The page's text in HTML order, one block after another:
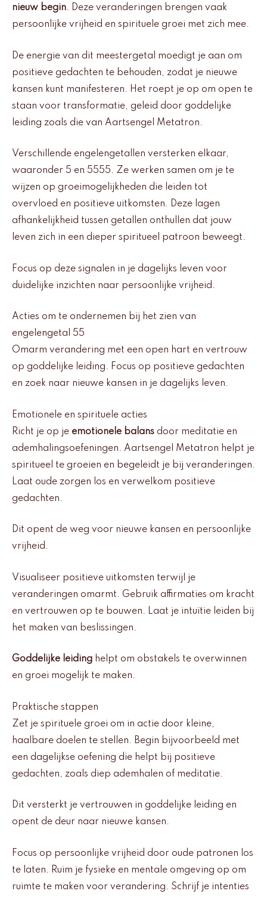
nieuw begin. Deze veranderingen brengen vaak
persoonlijke vrijheid en spirituele groei met zich mee.
De energie van dit meestergetal moedigt je aan om
positieve gedachten te behouden, zodat je nieuwe
kansen kunt manifesteren. Het roept je op om open te
staan voor transformatie, geleid door goddelijke
leiding zoals die van Aartsengel Metatron.
Verschillende engelengetallen versterken elkaar,
waaronder 5 en 5555. Ze werken samen om je te
wijzen op groeimogelijkheden die leiden tot
overvloed en positieve uitkomsten. Deze lagen
afhankelijkheid tussen getallen onthullen dat jouw
leven zich in een dieper spiritueel patroon beweegt.
Focus op deze signalen in je dagelijks leven voor
duidelijke inzichten naar persoonlijke vrijheid.
Acties om te ondernemen bij het zien van
engelengetal 55
Omarm verandering met een open hart en vertrouw
op goddelijke leiding. Focus op positieve gedachten
en zoek naar nieuwe kansen in je dagelijks leven.
Emotionele en spirituele acties
Richt je op je emotionele balans door meditatie en
ademhalingsoefeningen. Aartsengel Metatron helpt je
spiritueel te groeien en begeleidt je bij veranderingen.
Laat oude zorgen los en verwelkom positieve
gedachten.
Dit opent de weg voor nieuwe kansen en persoonlijke
vrijheid.
Visualiseer positieve uitkomsten terwijl je
veranderingen omarmt. Gebruik affirmaties om kracht
en vertrouwen op te bouwen. Laat je intuïtie leiden bij
het maken van beslissingen.
Goddelijke leiding helpt om obstakels te overwinnen
en groei mogelijk te maken.
Praktische stappen
Zet je spirituele groei om in actie door kleine,
haalbare doelen te stellen. Begin bijvoorbeeld met
een dagelijkse oefening die helpt bij positieve
gedachten, zoals diep ademhalen of meditatie.
Dit versterkt je vertrouwen in goddelijke leiding en
opent de deur naar nieuwe kansen.
Focus op persoonlijke vrijheid door oude patronen los
te laten. Ruim je fysieke en mentale omgeving op om
ruimte te maken voor verandering. Schrijf je intenties